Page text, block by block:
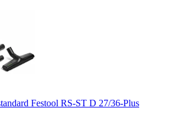
Festool RS-ST D 27/36-Plus